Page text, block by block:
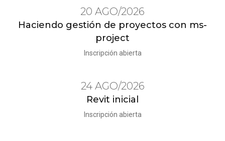
20 AGO/2026
Haciendo gestión de proyectos con ms-
project
Inscripción abierta
24 AGO/2026
Revit inicial
Inscripción abierta